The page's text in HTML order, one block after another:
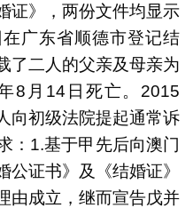
证》，两份文件均显示
广东省顺德市登记结
了二人的父亲及母亲为
8月14日死亡。2015
向初级法院提起通常诉
：1.基于甲先后向澳门
公证书》及《结婚证》
由成立，继而宣告戊并